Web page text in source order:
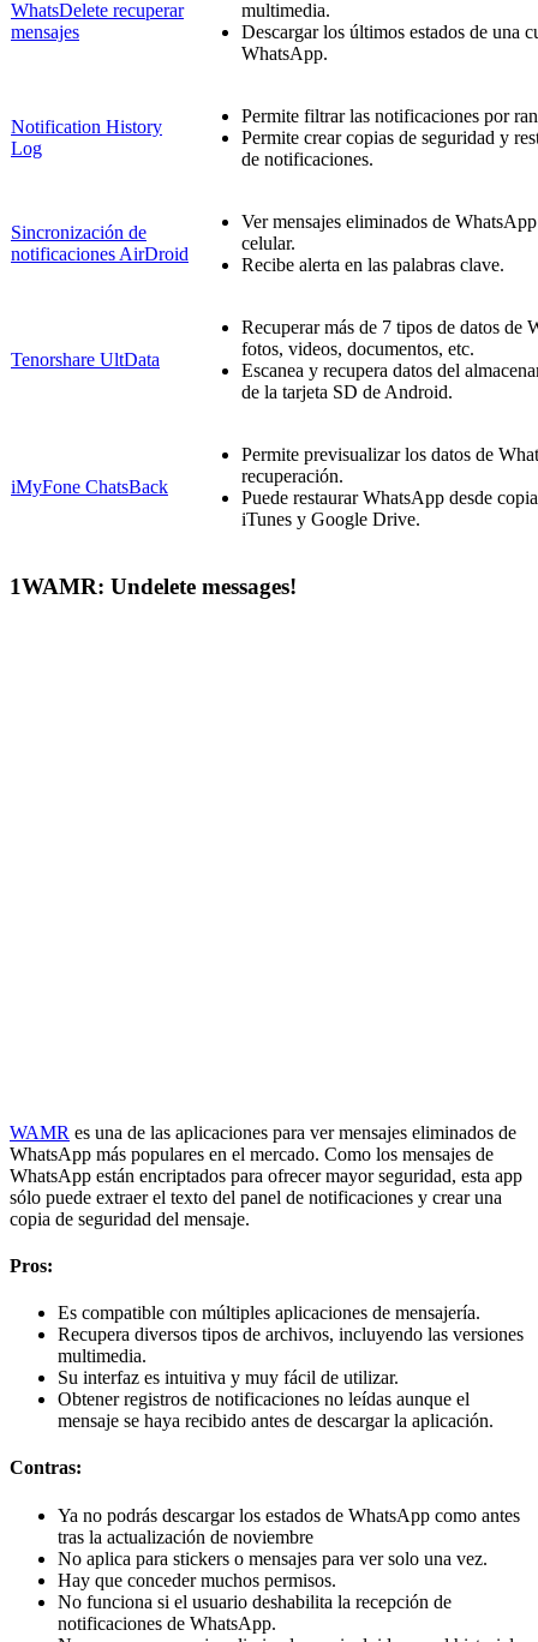
WhatsDelete recuperar
mensajes
multimedia.
Descargar los últimos estados de una
WhatsApp.
Notification History
Log
Permite filtrar las notificaciones por
Permite crear copias de seguridad y
de notificaciones.
Sincronización de
notificaciones AirDroid
Ver mensajes eliminados de
celular.
Recibe alerta en las palabras clave.
Tenorshare UltData
Recuperar más de 7 tipos de datos de
fotos, videos, documentos, etc.
Escanea y recupera datos del
de la tarjeta SD de Android.
iMyFone ChatsBack
Permite previsualizar los datos de
recuperación.
Puede restaurar WhatsApp desde
iTunes y Google Drive.
1WAMR: Undelete messages!
WAMR es una de las aplicaciones para ver mensajes eliminados de
WhatsApp más populares en el mercado. Como los mensajes de
WhatsApp están encriptados para ofrecer mayor seguridad, esta app
sólo puede extraer el texto del panel de notificaciones y crear una
copia de seguridad del mensaje.
Pros:
Es compatible con múltiples aplicaciones de mensajería.
Recupera diversos tipos de archivos, incluyendo las versiones
multimedia.
Su interfaz es intuitiva y muy fácil de utilizar.
Obtener registros de notificaciones no leídas aunque el
mensaje se haya recibido antes de descargar la aplicación.
Contras:
Ya no podrás descargar los estados de WhatsApp como antes
tras la actualización de noviembre
No aplica para stickers o mensajes para ver solo una vez.
Hay que conceder muchos permisos.
No funciona si el usuario deshabilita la recepción de
notificaciones de WhatsApp.